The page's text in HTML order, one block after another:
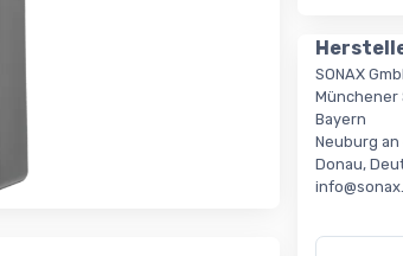
SONAX
Münchener
Bayern
Neuburg an
Donau,